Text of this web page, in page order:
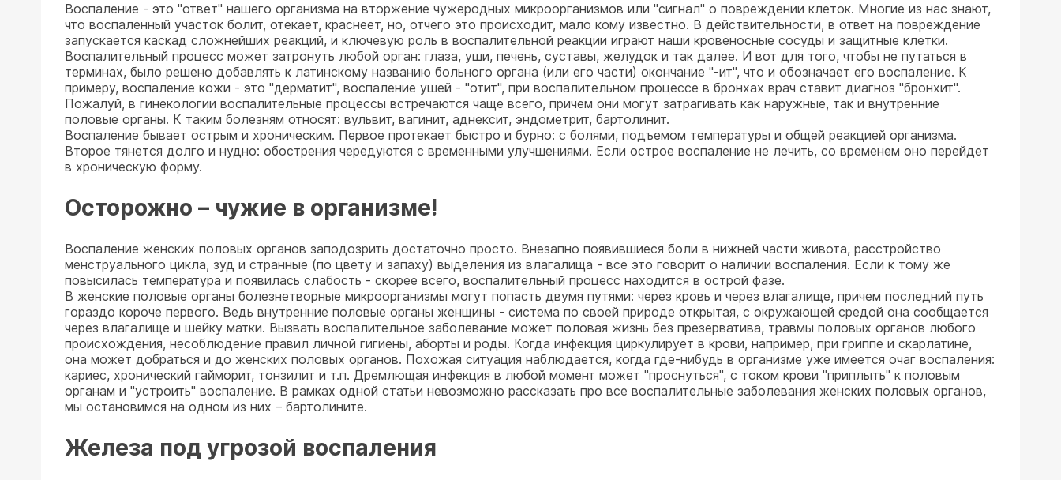
Воспаление - это "ответ" нашего организма на вторжение чужеродных микроорганизмов или "сигнал" о повреждении клеток. Многие из нас знают,
что воспаленный участок болит, отекает, краснеет, но, отчего это происходит, мало кому известно. В действительности, в ответ на повреждение
запускается каскад сложнейших реакций, и ключевую роль в воспалительной реакции играют наши кровеносные сосуды и защитные клетки.
Воспалительный процесс может затронуть любой орган: глаза, уши, печень, суставы, желудок и так далее. И вот для того, чтобы не путаться в
терминах, было решено добавлять к латинскому названию больного органа (или его части) окончание "-ит", что и обозначает его воспаление. К
примеру, воспаление кожи - это "дерматит", воспаление ушей - "отит", при воспалительном процессе в бронхах врач ставит диагноз "бронхит".
Пожалуй, в гинекологии воспалительные процессы встречаются чаще всего, причем они могут затрагивать как наружные, так и внутренние
половые органы. К таким болезням относят: вульвит, вагинит, аднексит, эндометрит, бартолинит.
Воспаление бывает острым и хроническим. Первое протекает быстро и бурно: с болями, подъемом температуры и общей реакцией организма.
Второе тянется долго и нудно: обострения чередуются с временными улучшениями. Если острое воспаление не лечить, со временем оно перейдет
в хроническую форму.
Осторожно – чужие в организме!
Воспаление женских половых органов заподозрить достаточно просто. Внезапно появившиеся боли в нижней части живота, расстройство
менструального цикла, зуд и странные (по цвету и запаху) выделения из влагалища - все это говорит о наличии воспаления. Если к тому же
повысилась температура и появилась слабость - скорее всего, воспалительный процесс находится в острой фазе.
В женские половые органы болезнетворные микроорганизмы могут попасть двумя путями: через кровь и через влагалище, причем последний путь
гораздо короче первого. Ведь внутренние половые органы женщины - система по своей природе открытая, с окружающей средой она сообщается
через влагалище и шейку матки. Вызвать воспалительное заболевание может половая жизнь без презерватива, травмы половых органов любого
происхождения, несоблюдение правил личной гигиены, аборты и роды. Когда инфекция циркулирует в крови, например, при гриппе и скарлатине,
она может добраться и до женских половых органов. Похожая ситуация наблюдается, когда где-нибудь в организме уже имеется очаг воспаления:
кариес, хронический гайморит, тонзилит и т.п. Дремлющая инфекция в любой момент может "проснуться", с током крови "приплыть" к половым
органам и "устроить" воспаление. В рамках одной статьи невозможно рассказать про все воспалительные заболевания женских половых органов,
мы остановимся на одном из них – бартолините.
Железа под угрозой воспаления